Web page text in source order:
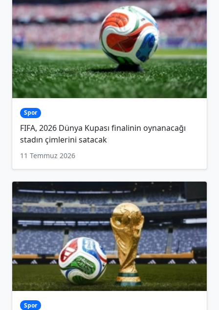
Spor
FIFA, 2026 Dünya Kupası finalinin oynanacağı
stadın çimlerini satacak
11 Temmuz 2026
Spor